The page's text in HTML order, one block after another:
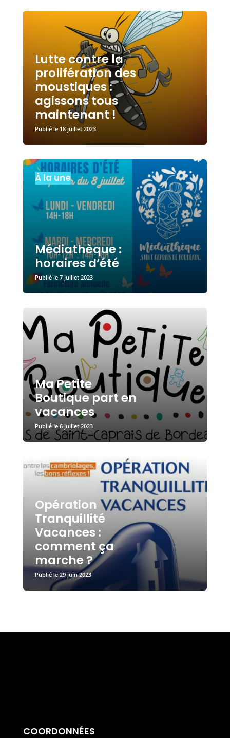
Lutte contre la
prolifération des
moustiques :
agissons tous
maintenant !
18 juillet 2023
À la une
Médiathèque :
horaires d’été
7 juillet 2023
Ma Petite
Boutique part en
vacances
6 juillet 2023
Opération
Tranquillité
Vacances :
comment ça
marche ?
29 juin 2023
COORDONNÉES